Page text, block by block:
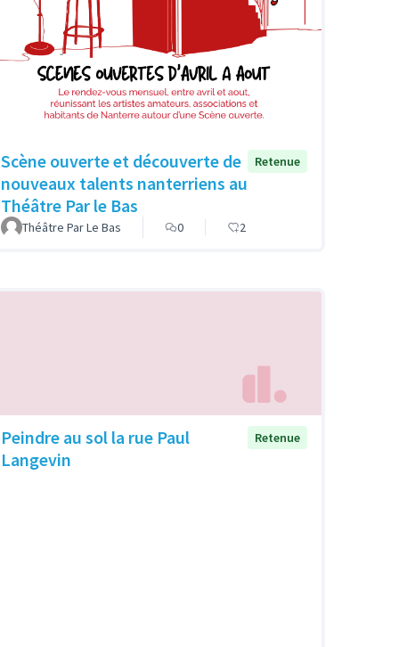
Scène ouverte et découverte de
nouveaux talents nanterriens au
Théâtre Par le Bas
Retenue
Théâtre Par Le Bas 0 2
Peindre au sol la rue Paul
Langevin
Retenue